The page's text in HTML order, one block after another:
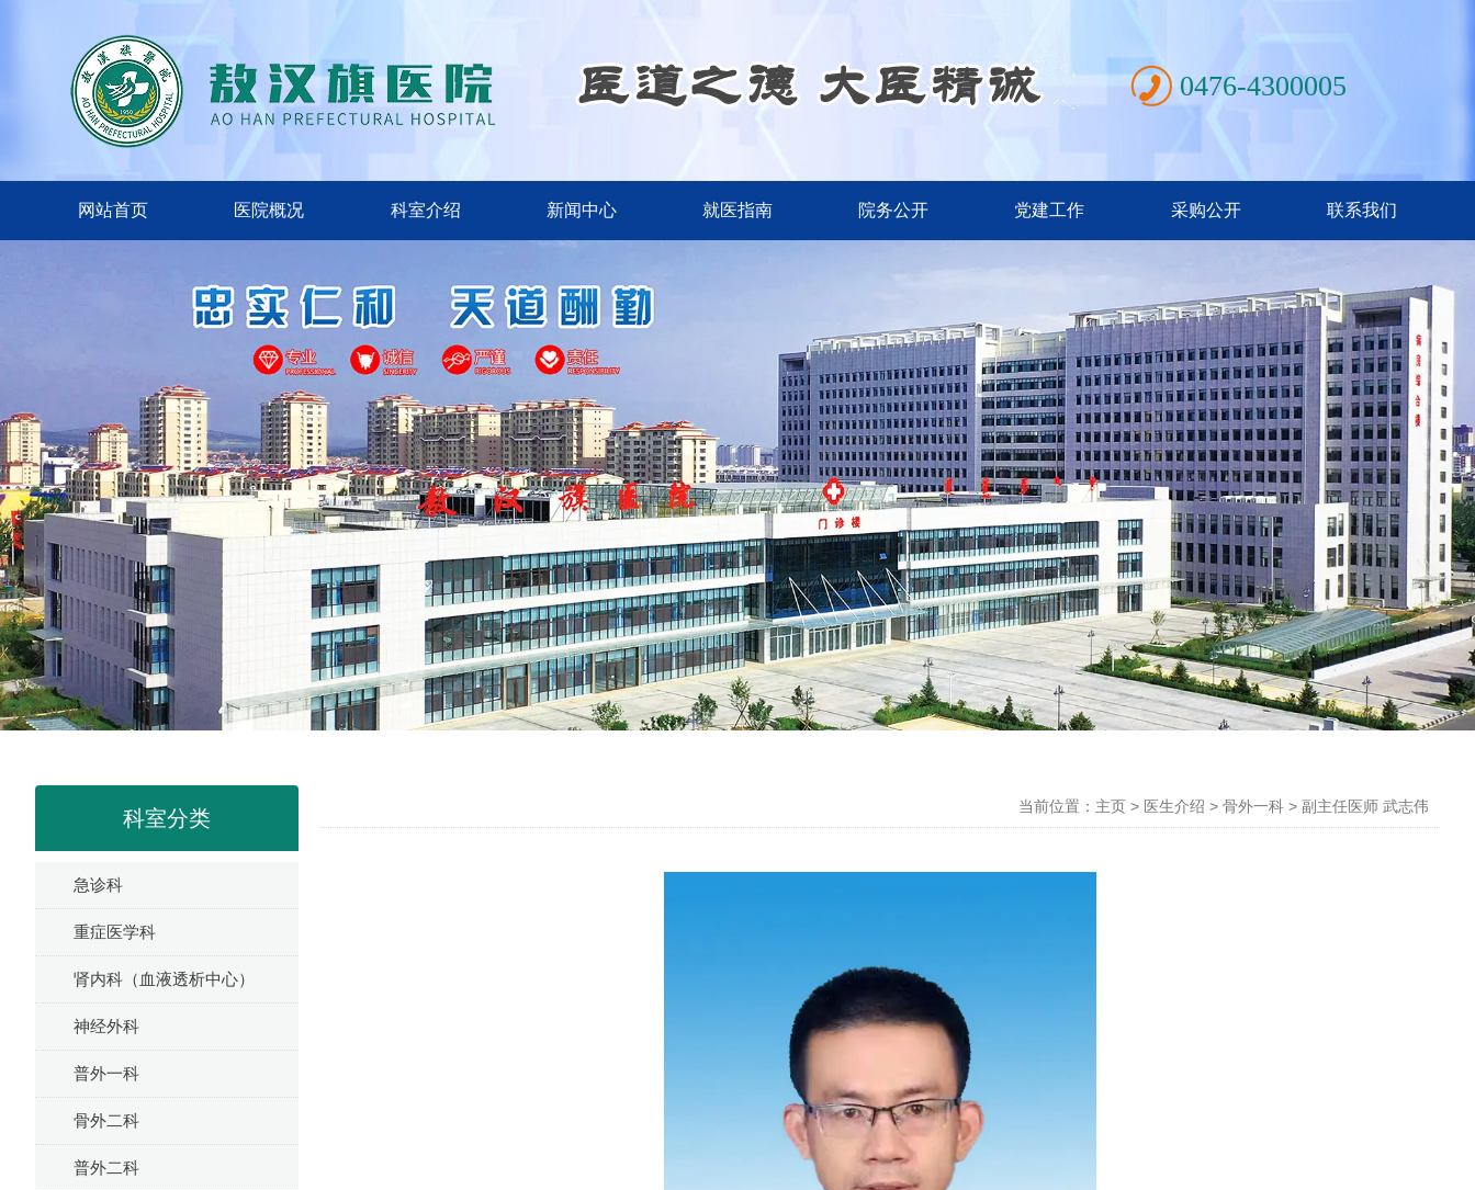
0476-4300005
网站首页 医院概况 科室介绍 新闻中心 就医指南 院务公开 党建工作 采购公开 联系我们
科室分类
急诊科
重症医学科
肾内科（血液透析中心）
神经外科
普外一科
骨外二科
普外二科
当前位置：主页 > 医生介绍 > 骨外一科 > 副主任医师 武志伟